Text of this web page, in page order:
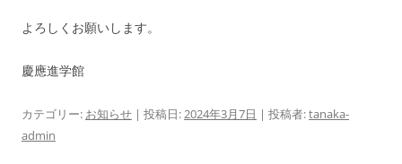
よろしくお願いします。
慶應進学館
カテゴリー: お知らせ | 投稿日:2024年3月7日 | 投稿者:tanaka-
admin